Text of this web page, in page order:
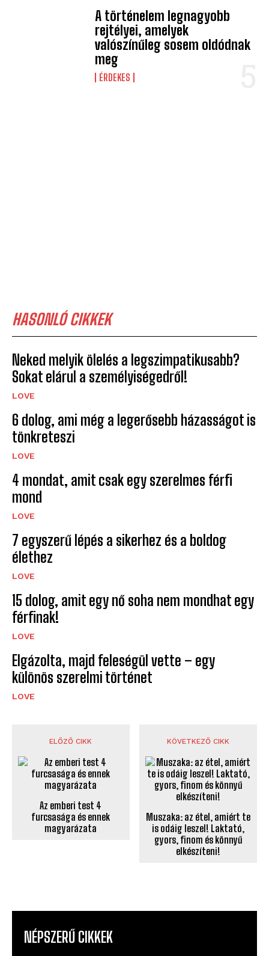
A történelem legnagyobb
rejtélyei, amelyek
valószínűleg sosem oldódnak
meg
ÉRDEKES
HASONLÓ CIKKEK
Neked melyik ölelés a legszimpatikusabb?
Sokat elárul a személyiségedről!
LOVE
6 dolog, ami még a legerősebb házasságot is
tönkreteszi
LOVE
4 mondat, amit csak egy szerelmes férfi
mond
LOVE
7 egyszerű lépés a sikerhez és a boldog
élethez
LOVE
15 dolog, amit egy nő soha nem mondhat egy
férfinak!
LOVE
Elgázolta, majd feleségül vette – egy
különös szerelmi történet
LOVE
ELŐZŐ CIKK
Az emberi test 4
furcsasága és ennek
magyarázata
KÖVETKEZŐ CIKK
Muszaka: az étel, amiért te
is odáig leszel! Laktató,
gyors, finom és könnyű
elkészíteni!
NÉPSZERŰ CIKKEK